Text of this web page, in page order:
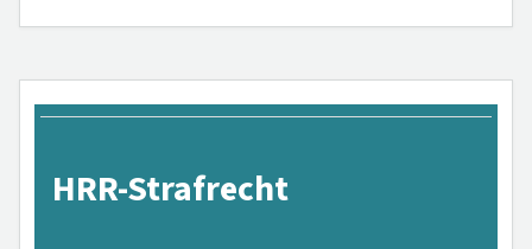
HRR-Strafrecht